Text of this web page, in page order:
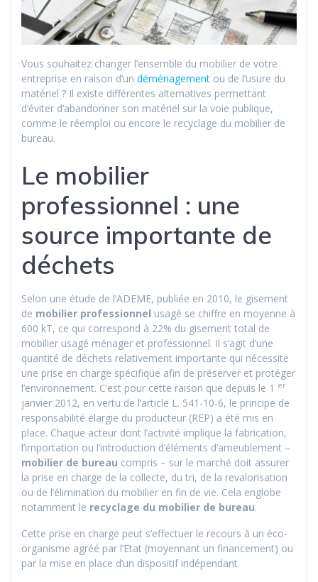
Vous souhaitez changer l’ensemble du mobilier de votre
entreprise en raison d’un déménagement ou de l’usure du
matériel ? Il existe différentes alternatives permettant
d’éviter d’abandonner son matériel sur la voie publique,
comme le réemploi ou encore le recyclage du mobilier de
bureau.
Le mobilier
professionnel : une
source importante de
déchets
Selon une étude de l’ADEME, publiée en 2010, le gisement
de mobilier professionnel usagé se chiffre en moyenne à
600 kT, ce qui correspond à 22% du gisement total de
mobilier usagé ménager et professionnel. Il s’agit d’une
quantité de déchets relativement importante qui nécessite
une prise en charge spécifique afin de préserver et protéger
l’environnement. C’est pour cette raison que depuis le 1 er
janvier 2012, en vertu de l’article L. 541-10-6, le principe de
responsabilité élargie du producteur (REP) a été mis en
place. Chaque acteur dont l’activité implique la fabrication,
l’importation ou l’introduction d’éléments d’ameublement –
mobilier de bureau compris – sur le marché doit assurer
la prise en charge de la collecte, du tri, de la revalorisation
ou de l’élimination du mobilier en fin de vie. Cela englobe
notamment le recyclage du mobilier de bureau.
Cette prise en charge peut s’effectuer le recours à un éco-
organisme agréé par l’Etat (moyennant un financement) ou
par la mise en place d’un dispositif indépendant.